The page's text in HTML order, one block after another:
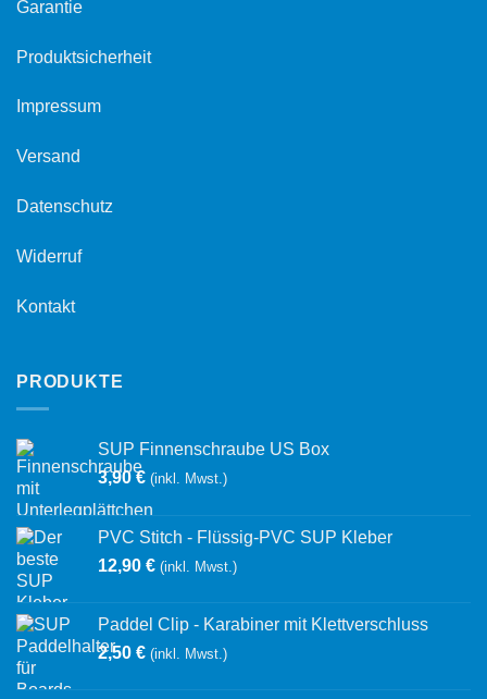
Garantie
Produktsicherheit
Impressum
Versand
Datenschutz
Widerruf
Kontakt
PRODUKTE
SUP Finnenschraube US Box
3,90€ (inkl. Mwst.)
PVC Stitch - Flüssig-PVC SUP Kleber
12,90 € (inkl. Mwst.)
Paddel Clip - Karabiner mit Klettverschluss
2,50 € (inkl. Mwst.)